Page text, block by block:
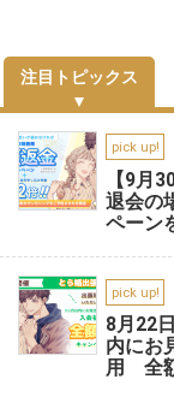
注目トピックス
pick up!
【9月
退会の
ペーン
pick up!
8月22
内にお
用 全